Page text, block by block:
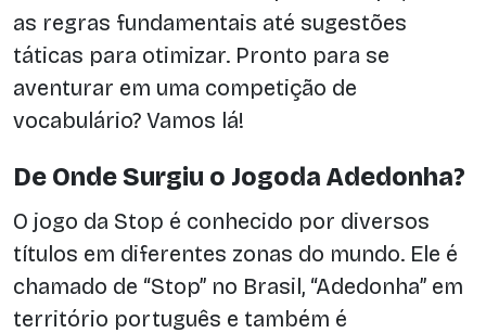
as regras fundamentais até sugestões
táticas para otimizar. Pronto para se
aventurar em uma competição de
vocabulário? Vamos lá!
De Onde Surgiu o Jogoda Adedonha?
O jogo da Stop é conhecido por diversos
títulos em diferentes zonas do mundo. Ele é
chamado de “Stop” no Brasil, “Adedonha” em
território português e também é